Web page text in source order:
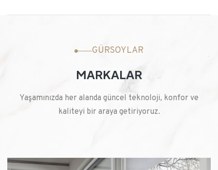
GÜRSOYLAR
MARKALAR
Yaşamınızda her alanda güncel teknoloji, konfor ve
kaliteyi bir araya getiriyoruz.